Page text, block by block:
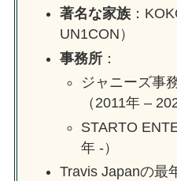
著名な家族：
UN1CON）
事務所：
ジャニーズ事
（2011年 –
STARTO
年 -）
Travis Japanの最